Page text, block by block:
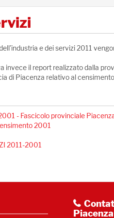
e dei servizi 2011
invece il report realizzato dalla
di Piacenza relativo al
- Fascicolo provinciale
2001
2011-2001
Piacenza